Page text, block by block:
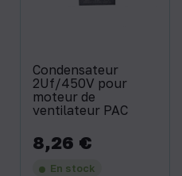
Condensateur
2Uf/450V pour
moteur de
ventilateur PAC
Prix
8,26 €
En stock